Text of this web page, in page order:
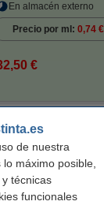
de nuestra
máximo posible,
técnicas
funcionales
En almacén externo
Precio por ml 0,74 €
€
cartucho de tinta
Ver características y
Precio por ml 1,47 €